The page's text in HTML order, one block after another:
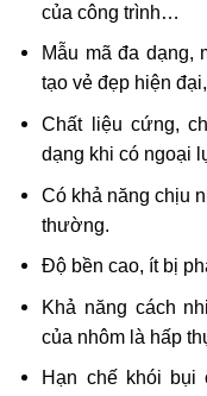
của công trình…
Mẫu mã đa dạng,
tạo vẻ đẹp hiện
Chất liệu cứng,
dạng khi có ngoại
Có khả năng chịu
thường.
Độ bền cao, ít bị
Khả năng cách
của nhôm là hấp
Hạn chế khói bụi